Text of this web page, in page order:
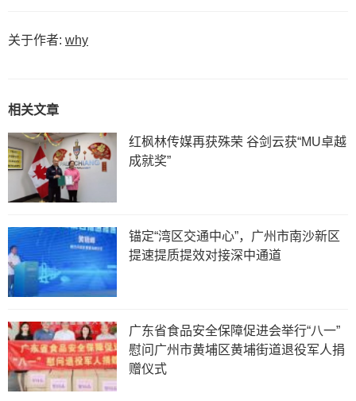
关于作者: why
相关文章
红枫林传媒再获殊荣 谷剑云获“MU卓越
成就奖”
锚定“湾区交通中心”，广州市南沙新区
提速提质提效对接深中通道
广东省食品安全保障促进会举行“八一”
慰问广州市黄埔区黄埔街道退役军人捐
赠仪式